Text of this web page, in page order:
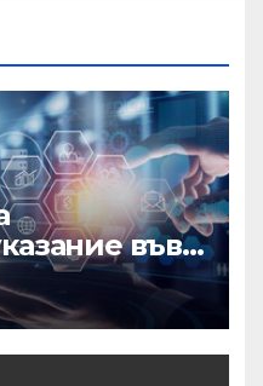
във
в
кандидати